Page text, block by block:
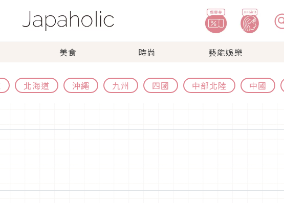
美食 時尚 藝能娛樂
北海道 沖繩 九州 四國 中部北陸 中國